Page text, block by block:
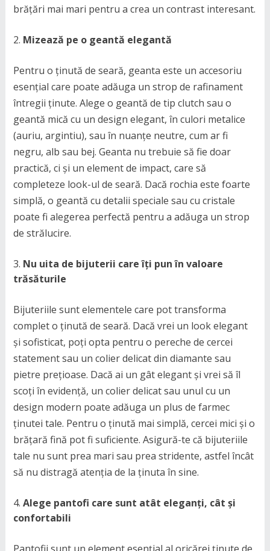
brățări mai mari pentru a crea un contrast interesant.
Mizează pe o geantă elegantă
Pentru o ținută de seară, geanta este un accesoriu
esențial care poate adăuga un strop de rafinament
întregii ținute. Alege o geantă de tip clutch sau o
geantă mică cu un design elegant, în culori metalice
(auriu, argintiu), sau în nuanțe neutre, cum ar fi
negru, alb sau bej. Geanta nu trebuie să fie doar
practică, ci și un element de impact, care să
completeze look-ul de seară. Dacă rochia este foarte
simplă, o geantă cu detalii speciale sau cu cristale
poate fi alegerea perfectă pentru a adăuga un strop
de strălucire.
Nu uita de bijuterii care îți pun în valoare
trăsăturile
Bijuteriile sunt elementele care pot transforma
complet o ținută de seară. Dacă vrei un look elegant
și sofisticat, poți opta pentru o pereche de cercei
statement sau un colier delicat din diamante sau
pietre prețioase. Dacă ai un gât elegant și vrei să îl
scoți în evidență, un colier delicat sau unul cu un
design modern poate adăuga un plus de farmec
ținutei tale. Pentru o ținută mai simplă, cercei mici și o
brățară fină pot fi suficiente. Asigură-te că bijuteriile
tale nu sunt prea mari sau prea stridente, astfel încât
să nu distragă atenția de la ținuta în sine.
Alege pantofi care sunt atât eleganți, cât și
confortabili